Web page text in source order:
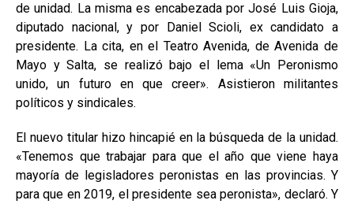
de unidad. La misma es encabezada por José Luis Gioja,
diputado nacional, y por Daniel Scioli, ex candidato a
presidente. La cita, en el Teatro Avenida, de Avenida de
Mayo y Salta, se realizó bajo el lema «Un Peronismo
unido, un futuro en que creer». Asistieron militantes
políticos y sindicales.
El nuevo titular hizo hincapié en la búsqueda de la unidad.
«Tenemos que trabajar para que el año que viene haya
mayoría de legisladores peronistas en las provincias. Y
para que en 2019, el presidente sea peronista», declaró. Y